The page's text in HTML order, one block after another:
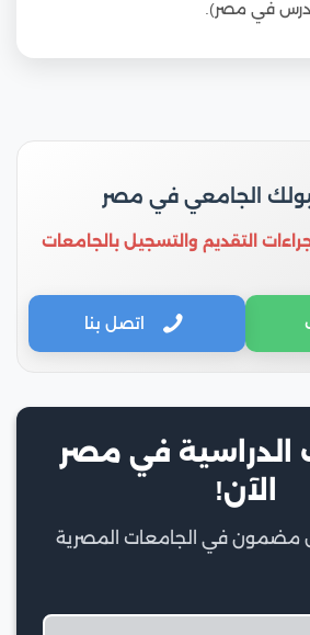
في مصر).
الجامعي في مصر
التقديم والتسجيل بالجامعات
اتصل بنا
الدراسية في مصر
الآن!
مضمون في الجامعات المصرية